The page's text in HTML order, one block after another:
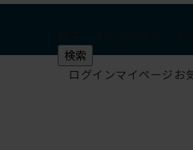
検索
ログインマイページ お